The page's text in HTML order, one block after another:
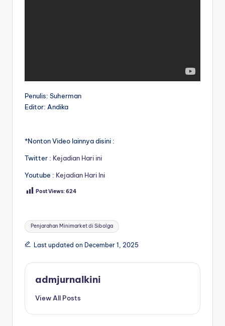
Penulis: Suherman
Editor: Andika
*Nonton Video lainnya disini :
Twitter : Kejadian Hari ini
Youtube : Kejadian Hari Ini
Post Views:624
Tags:
Penjarahan Minimarket di Sibolga
Last updated on December 1, 2025
admjurnalkini
View All Posts